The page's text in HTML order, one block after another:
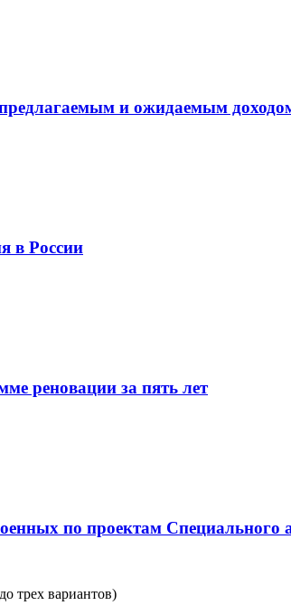
и ожидаемым
в России
реновации за пять лет
по проектам Специального
трех вариантов)